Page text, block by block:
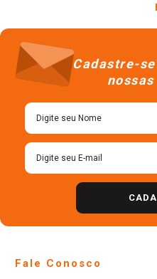
Cadastre-
Fale Conosco